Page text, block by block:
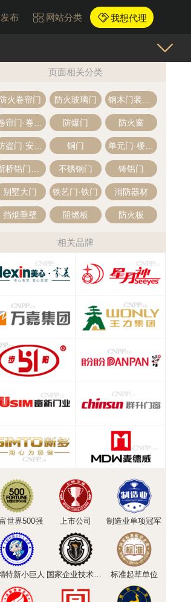
发布 网站分类 我想代理
页面相关分类
防火卷帘门 防火玻璃门
防爆门 防火窗
铜门
不锈钢门 铸铝门
别墅大门 铁艺门·铁门 消防器材
挡烟垂壁 阻燃板 防火板
相关品牌
世界500强 上市公司 制造业单项冠军
特新小巨人 国家企业技术中心 标准起草单位